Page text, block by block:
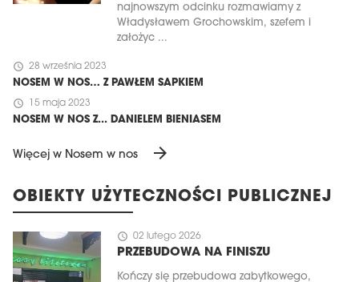
najnowszym odcinku rozmawiamy z
Władysławem Grochowskim, szefem i
założyc ...
schedule 28 września 2023
NOSEM W NOS… Z PAWŁEM SAPKIEM
schedule 15 maja 2023
NOSEM W NOS Z... DANIELEM BIENIASEM
Więcej w Nosem w nos arrow_forward
OBIEKTY UŻYTECZNOŚCI PUBLICZNEJ
schedule 02 lutego 2026
PRZEBUDOWA NA FINISZU
Kończy się przebudowa zabytkowego,